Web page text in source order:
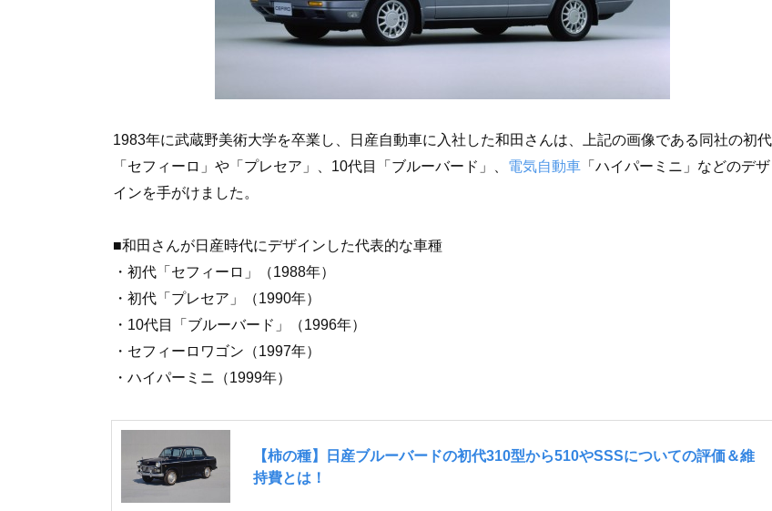
1983年に武蔵野美術大学を卒業し、日産自動車に入社した和田さんは、上記の画像である同社の初代
「セフィーロ」や「プレセア」、10代目「ブルーバード」、 電気自動車 「ハイパーミニ」などのデザ
インを手がけました。
■和田さんが日産時代にデザインした代表的な車種
・初代「セフィーロ」（1988年）
・初代「プレセア」（1990年）
・10代目「ブルーバード」（1996年）
・セフィーロワゴン（1997年）
・ハイパーミニ（1999年）